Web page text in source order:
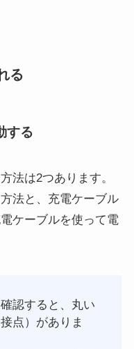
る
する
法は2つあります。
法と、充電ケーブル
ケーブルを使って電
認すると、丸い
点）がありま